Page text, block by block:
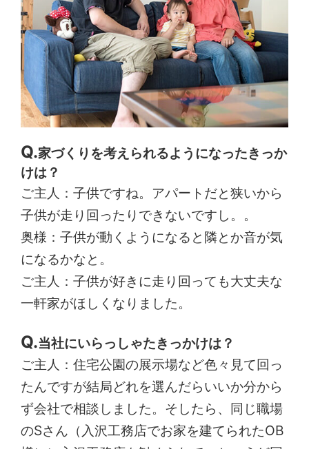
家づくりを考えられるようになったきっか
けは？
ご主人：子供ですね。アパートだと狭いから
子供が走り回ったりできないですし。。
奥様：子供が動くようになると隣とか音が気
になるかなと。
ご主人：子供が好きに走り回っても大丈夫な
一軒家がほしくなりました。
当社にいらっしゃたきっかけは？
ご主人：住宅公園の展示場など色々見て回っ
たんですが結局どれを選んだらいいか分から
ず会社で相談しました。そしたら、同じ職場
のSさん（入沢工務店でお家を建てられたOB